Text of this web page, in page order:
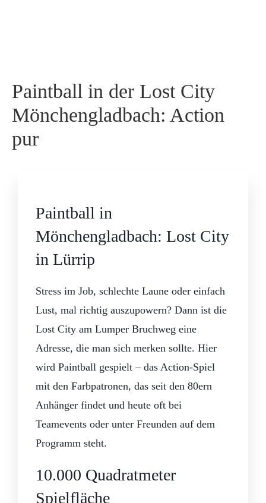
Paintball in der Lost City
Mönchengladbach: Action
pur
Paintball in
Mönchengladbach: Lost City
in Lürrip
Stress im Job, schlechte Laune oder einfach
Lust, mal richtig auszupowern? Dann ist die
Lost City am Lumper Bruchweg eine
Adresse, die man sich merken sollte. Hier
wird Paintball gespielt – das Action-Spiel
mit den Farbpatronen, das seit den 80ern
Anhänger findet und heute oft bei
Teamevents oder unter Freunden auf dem
Programm steht.
10.000 Quadratmeter
Spielfläche